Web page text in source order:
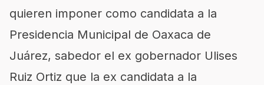
quieren imponer como candidata a la
Presidencia Municipal de Oaxaca de
Juárez, sabedor el ex gobernador Ulises
Ruiz Ortiz que la ex candidata a la